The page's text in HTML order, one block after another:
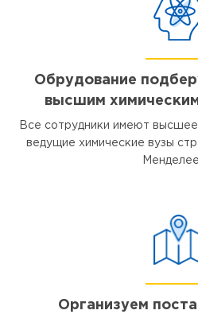
Обрудование
высшим
Все сотрудники имеют высшее
ведущие химические вузы
Организуем